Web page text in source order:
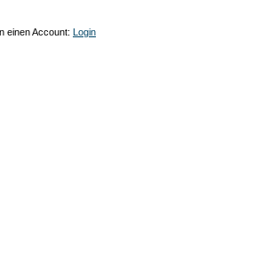
einen Account: Login